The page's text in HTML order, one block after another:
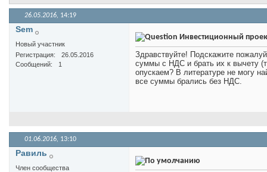
26.05.2016, 14:19
Sem
Новый участник
Регистрация
26.05.2016
Сообщений
1
Инвестиционный
Здравствуйте! Подскажите
суммы с НДС и брать их к вычету
опускаем? В литературе не могу
все суммы брались без НДС.
01.06.2016, 13:10
Равиль
Член сообщества